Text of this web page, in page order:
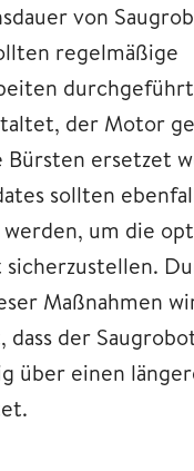
von
regelmäßige
der Motor
Bürsten ersetzet
sollten
um die
Maßnahmen
dass der
über einen